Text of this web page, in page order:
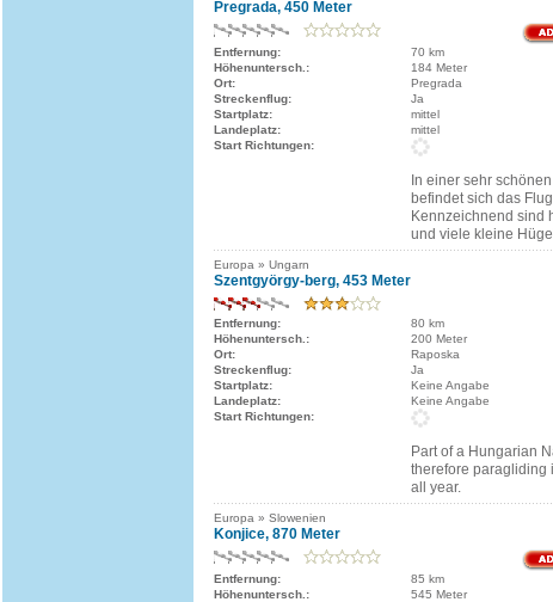
Pregrada, 450 Meter
Entfernung:
70 km
Höhenuntersch.:
184 Meter
Ort:
Pregrada
Streckenflug:
Ja
Startplatz:
mittel
Landeplatz:
mittel
Start Richtungen:
In einer sehr
befindet sich das
Kennzeichnend sind
und viele kleine
Europa » Ungarn
Szentgyörgy-berg, 453 Meter
Entfernung:
80 km
Höhenuntersch.:
200 Meter
Ort:
Raposka
Streckenflug:
Ja
Startplatz:
Keine Angabe
Landeplatz:
Keine Angabe
Start Richtungen:
Part of a Hungarian
therefore paragliding
all year.
Europa » Slowenien
Konjice, 870 Meter
Entfernung:
85 km
Höhenuntersch.:
545 Meter